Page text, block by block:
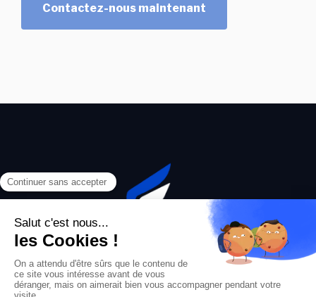
Contactez-nous maintenant
© 2023 ProVéto Junior Conseil Lyon, Tous droits réservés.
Nos prestations